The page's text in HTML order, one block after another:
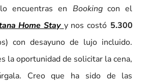
encuentras en Bookingcon el
Home Stay y nos costó 5.300
con desayuno de lujo incluido.
la oportunidad de solicitar la cena,
Creo que ha sido de las